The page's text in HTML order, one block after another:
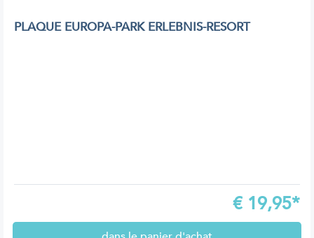
PLAQUE EUROPA-PARK ERLEBNIS-RESORT
€ 19,95*